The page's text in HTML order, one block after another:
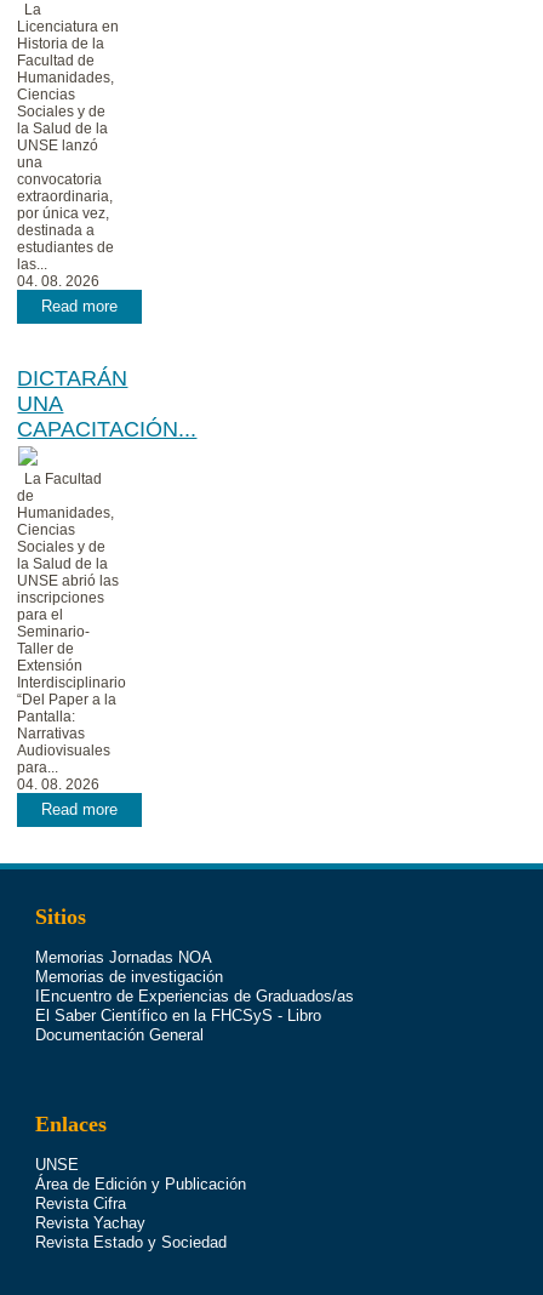
La
Licenciatura en
Historia de la
Facultad de
Humanidades,
Ciencias
Sociales y de
la Salud de la
UNSE lanzó
una
convocatoria
extraordinaria,
por única vez,
destinada a
estudiantes de
las...
04. 08. 2026
Read more
DICTARÁN
UNA
CAPACITACIÓN...
La Facultad
de
Humanidades,
Ciencias
Sociales y de
la Salud de la
UNSE abrió las
inscripciones
para el
Seminario-
Taller de
Extensión
Interdisciplinario
“Del Paper a la
Pantalla:
Narrativas
Audiovisuales
para...
04. 08. 2026
Read more
Sitios
Memorias Jornadas NOA
Memorias de investigación
IEncuentro de Experiencias de Graduados/as
El Saber Científico en la FHCSyS - Libro
Documentación General
Enlaces
UNSE
Área de Edición y Publicación
Revista Cifra
Revista Yachay
Revista Estado y Sociedad